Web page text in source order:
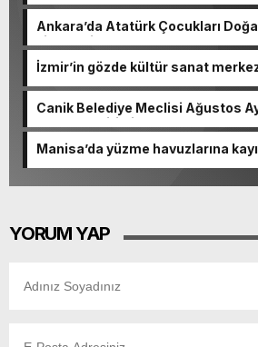
Ankara’da Atatürk Çocukları
ziyaretçi akını
İzmir’in gözde kültür sanat
Canik Belediye Meclisi Ağustos
gerçekleştirildi
Manisa’da yüzme havuzlarına
YORUM YAP